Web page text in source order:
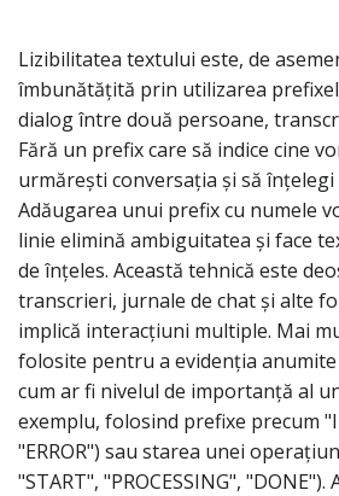
Lizibilitatea textului este, de
îmbunătățită prin utilizarea
dialog între două persoane,
Fără un prefix care să indice cine
urmărești conversația și să înțelegi
Adăugarea unui prefix cu numele
linie elimină ambiguitatea și face
de înțeles. Această tehnică este
transcrieri, jurnale de chat și alte
implică interacțiuni multiple. Mai
folosite pentru a evidenția
cum ar fi nivelul de importanță al
exemplu, folosind prefixe precum
"ERROR") sau starea unei
"START", "PROCESSING",